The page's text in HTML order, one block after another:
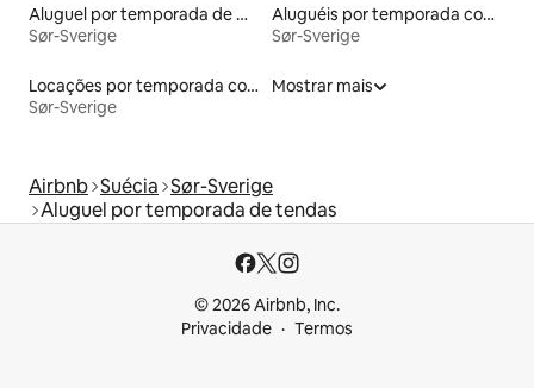
Aluguel por temporada de microcasas
Sør-Sverige
Aluguéis por temporada com caiaque
Sør-Sverige
Locações por temporada com piscina
Sør-Sverige
Mostrar mais
Airbnb Suécia Sør-Sverige
Aluguel por temporada de tendas
© 2026 Airbnb, Inc.
Privacidade
Termos